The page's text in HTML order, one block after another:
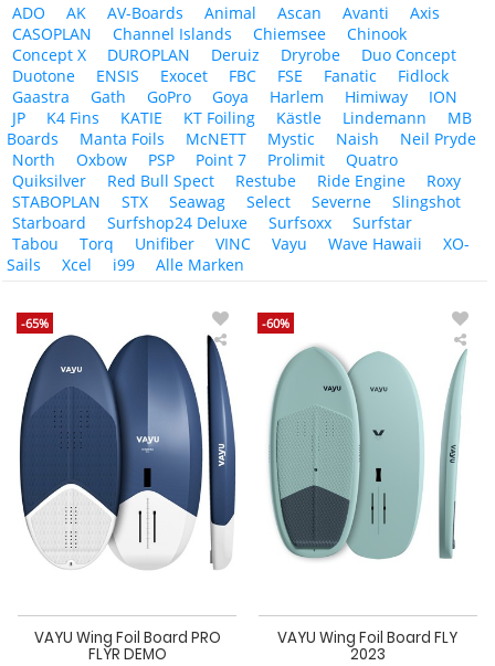
ADO
AK AV-Boards Animal Ascan Avanti
Axis
CASOPLAN
Channel Islands Chiemsee
Chinook
Concept X
DUROPLAN Deruiz Dryrobe
Duo Concept
Duotone
ENSIS Exocet FBC FSE Fanatic
Fidlock
Gaastra
Gath GoPro Goya Harlem Himiway
ION
JP
K4 Fins KATIE KT Foiling Kästle Lindemann
MB
Boards
Manta Foils McNETT Mystic Naish
Neil Pryde
North
Oxbow PSP Point 7 Prolimit
Quatro
Quiksilver
Red Bull Spect Restube Ride Engine
Roxy
STABOPLAN
STX Seawag Select Severne
Slingshot
Starboard
Surfshop24 Deluxe Surfsoxx
Surfstar
Tabou
Torq Unifiber VINC Vayu Wave Hawaii
XO-
Sails
Xcel i99 Alle Marken
-65%
VAYU Wing Foil Board PRO
FLYR DEMO
Board
PRO
FLYR
DEMO
-60%
VAYU Wing Foil Board FLY
2023